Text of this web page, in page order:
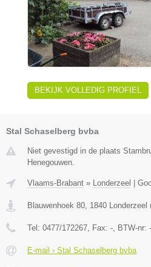
BEKIJK VOLLEDIG PROFIEL
Stal Schaselberg bvba
Niet gevestigd in de plaats
Henegouwen.
Vlaams-Brabant » Londerzeel |
Blauwenhoek 80 1840 Londerzeel
Tel: 0477/172267 , Fax: - , BTW-nr: -
E-mail › Stal Schaselberg bvba